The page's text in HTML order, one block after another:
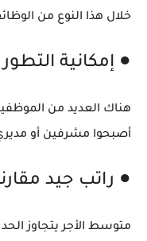
خلال هذا النوع من
● إمكانية
هناك العديد من
أصبحوا مشرفين أو
● راتب جيد
متوسط الأجر يتجاوز الحد